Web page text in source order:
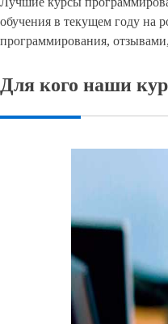
обучения в текущем году на
программирования,
Для кого наши